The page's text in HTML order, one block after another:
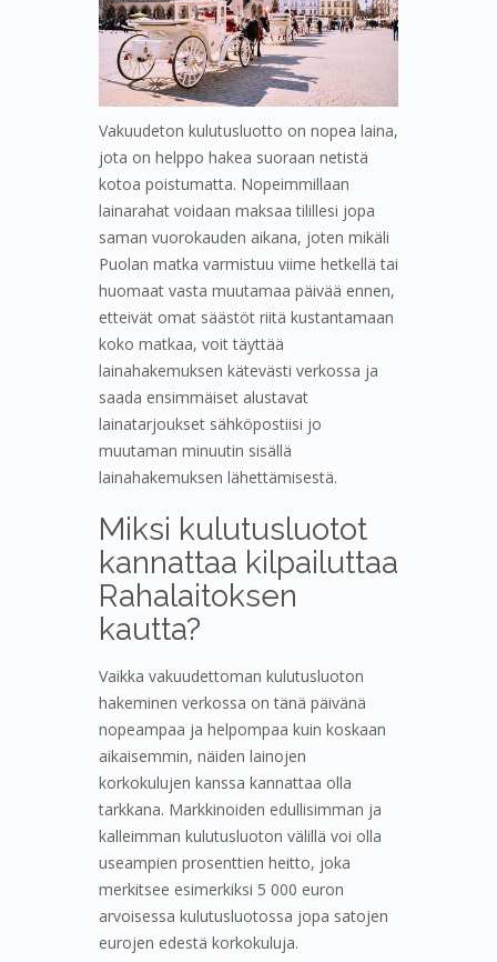
Vakuudeton kulutusluotto on nopea laina,
jota on helppo hakea suoraan netistä
kotoa poistumatta. Nopeimmillaan
lainarahat voidaan maksaa tilillesi jopa
saman vuorokauden aikana, joten mikäli
Puolan matka varmistuu viime hetkellä tai
huomaat vasta muutamaa päivää ennen,
etteivät omat säästöt riitä kustantamaan
koko matkaa, voit täyttää
lainahakemuksen kätevästi verkossa ja
saada ensimmäiset alustavat
lainatarjoukset sähköpostiisi jo
muutaman minuutin sisällä
lainahakemuksen lähettämisestä.
Miksi kulutusluotot
kannattaa kilpailuttaa
Rahalaitoksen
kautta?
Vaikka vakuudettoman kulutusluoton
hakeminen verkossa on tänä päivänä
nopeampaa ja helpompaa kuin koskaan
aikaisemmin, näiden lainojen
korkokulujen kanssa kannattaa olla
tarkkana. Markkinoiden edullisimman ja
kalleimman kulutusluoton välillä voi olla
useampien prosenttien heitto, joka
merkitsee esimerkiksi 5 000 euron
arvoisessa kulutusluotossa jopa satojen
eurojen edestä korkokuluja.